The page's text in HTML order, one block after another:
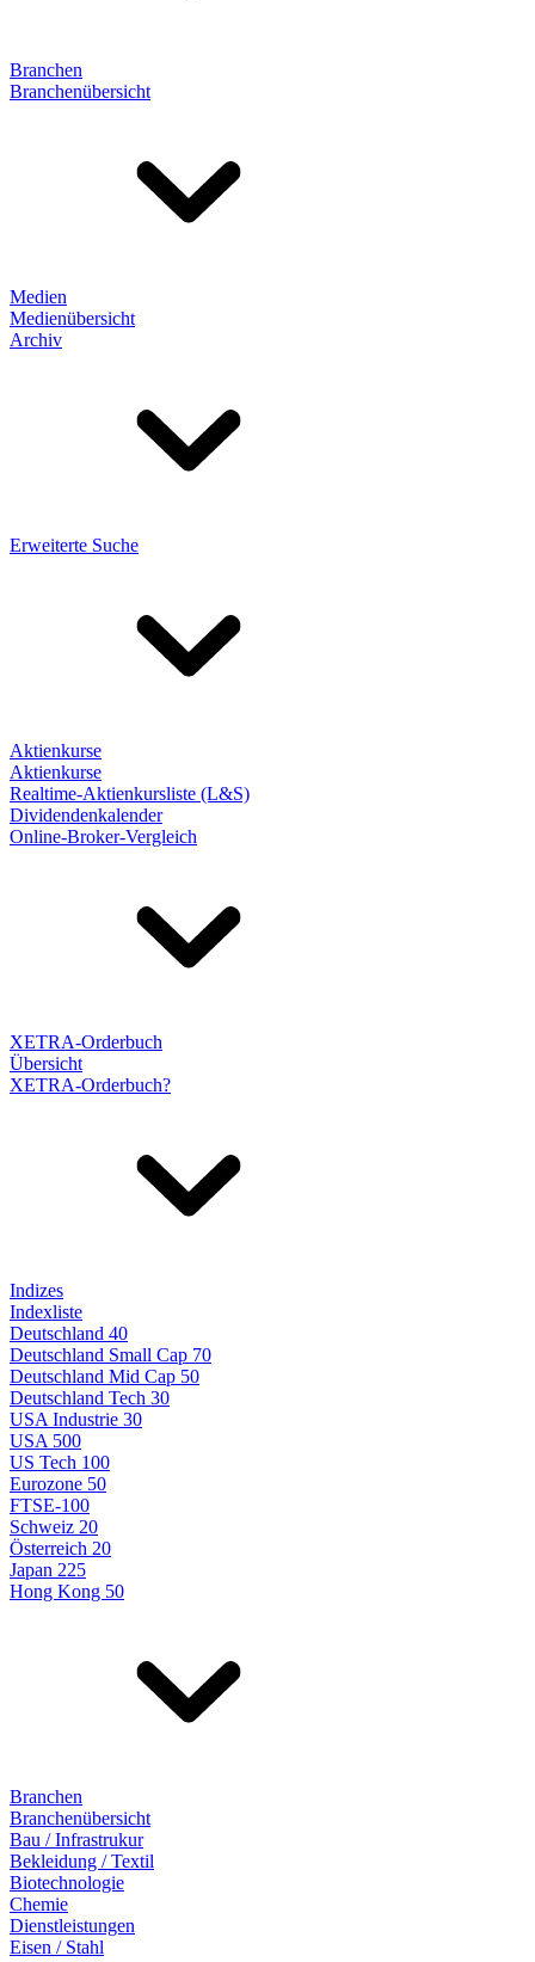
Branchen
Branchenübersicht
Medien
Medienübersicht
Archiv
Erweiterte Suche
Aktienkurse
Aktienkurse
Realtime-Aktienkursliste (L&S)
Dividendenkalender
Online-Broker-Vergleich
XETRA-Orderbuch
Übersicht
XETRA-Orderbuch?
Indizes
Indexliste
Deutschland 40
Deutschland Small Cap 70
Deutschland Mid Cap 50
Deutschland Tech 30
USA Industrie 30
USA 500
US Tech 100
Eurozone 50
FTSE-100
Schweiz 20
Österreich 20
Japan 225
Hong Kong 50
Branchen
Branchenübersicht
Bau / Infrastrukur
Bekleidung / Textil
Biotechnologie
Chemie
Dienstleistungen
Eisen / Stahl